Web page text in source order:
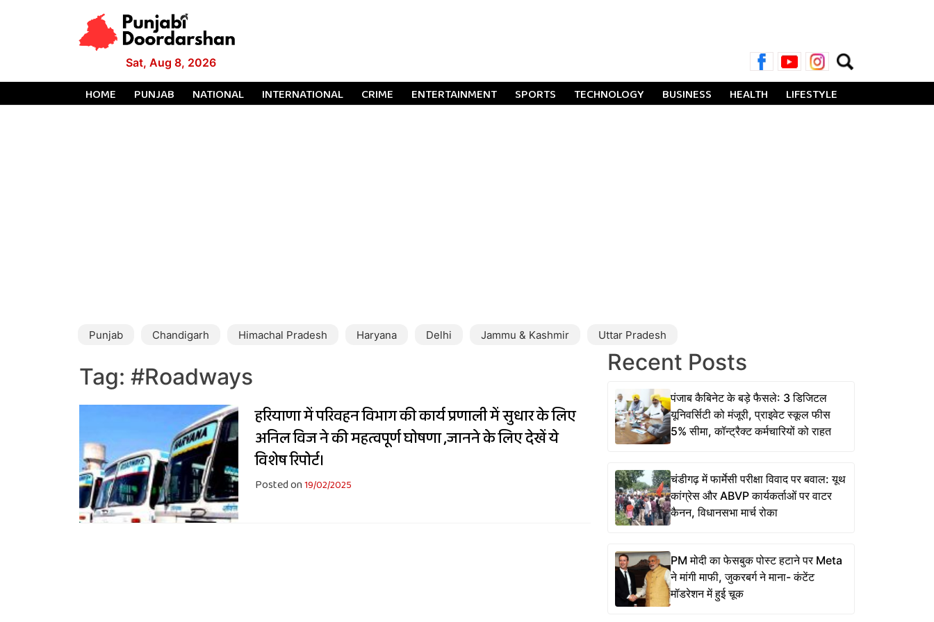
Sat, Aug 8, 2026
Search
for:
HOME PUNJAB NATIONAL INTERNATIONAL CRIME ENTERTAINMENT SPORTS TECHNOLOGY BUSINESS HEALTH LIFESTYLE
Punjab Chandigarh Himachal Pradesh Haryana Delhi Jammu & Kashmir Uttar Pradesh
Tag: #Roadways
हरियाणा में परिवहन विभाग की कार्य प्रणाली में सुधार के लिए
अनिल विज ने की महत्वपूर्ण घोषणा ,जानने के लिए देखें ये
विशेष रिपोर्ट।
Posted on19/02/2025
Recent Posts
पंजाब कैबिनेट के बड़े फैसले: 3 डिजिटल
यूनिवर्सिटी को मंजूरी, प्राइवेट स्कूल फीस
5% सीमा, कॉन्ट्रैक्ट कर्मचारियों को राहत
चंडीगढ़ में फार्मेसी परीक्षा विवाद पर बवाल: यूथ
कांग्रेस और ABVP कार्यकर्ताओं पर वाटर
कैनन, विधानसभा मार्च रोका
PM मोदी का फेसबुक पोस्ट हटाने पर Meta
ने मांगी माफी, जुकरबर्ग ने माना- कंटेंट
मॉडरेशन में हुई चूक